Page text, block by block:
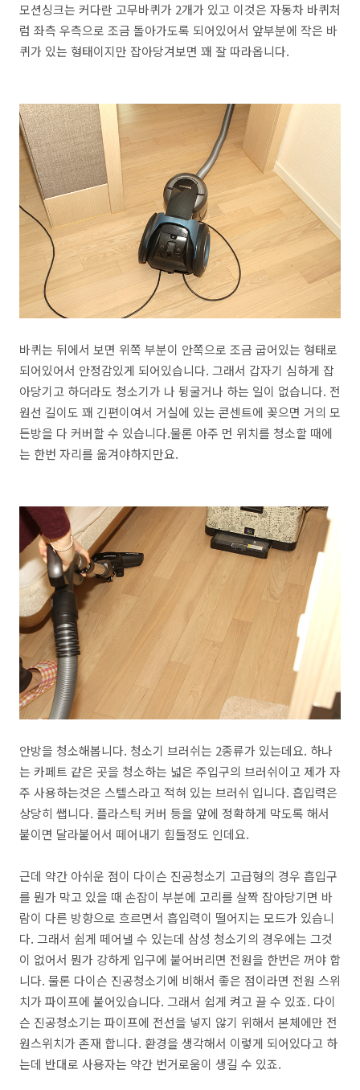
모션싱크는 커다란 고무바퀴가 2개가 있고 이것은 자동차 바퀴처
럼 좌측 우측으로 조금 돌아가도록 되어있어서 앞부분에 작은 바
퀴가 있는 형태이지만 잡아당겨보면 꽤 잘 따라옵니다.
바퀴는 뒤에서 보면 위쪽 부분이 안쪽으로 조금 굽어있는 형태로
되어있어서 안정감있게 되어있습니다. 그래서 갑자기 심하게 잡
아당기고 하더라도 청소기가 나 뒹굴거나 하는 일이 없습니다. 전
원선 길이도 꽤 긴편이여서 거실에 있는 콘센트에 꽂으면 거의 모
든방을 다 커버할 수 있습니다.물론 아주 먼 위치를 청소할 때에
는 한번 자리를 옮겨야하지만요.
안방을 청소해봅니다. 청소기 브러쉬는 2종류가 있는데요. 하나
는 카페트 같은 곳을 청소하는 넓은 주입구의 브러쉬이고 제가 자
주 사용하는것은 스텔스라고 적혀 있는 브러쉬 입니다. 흡입력은
상당히 쌥니다. 플라스틱 커버 등을 앞에 정확하게 막도록 해서
붙이면 달라붙어서 떼어내기 힘들정도 인데요.
근데 약간 아쉬운 점이 다이슨 진공청소기 고급형의 경우 흡입구
를 뭔가 막고 있을 때 손잡이 부분에 고리를 살짝 잡아당기면 바
람이 다른 방향으로 흐르면서 흡입력이 떨어지는 모드가 있습니
다. 그래서 쉽게 떼어낼 수 있는데 삼성 청소기의 경우에는 그것
이 없어서 뭔가 강하게 입구에 붙어버리면 전원을 한번은 꺼야 합
니다. 물론 다이슨 진공청소기에 비해서 좋은 점이라면 전원 스위
치가 파이프에 붙어있습니다. 그래서 쉽게 켜고 끌 수 있죠. 다이
슨 진공청소기는 파이프에 전선을 넣지 않기 위해서 본체에만 전
원스위치가 존재 합니다. 환경을 생각해서 이렇게 되어있다고 하
는데 반대로 사용자는 약간 번거로움이 생길 수 있죠.